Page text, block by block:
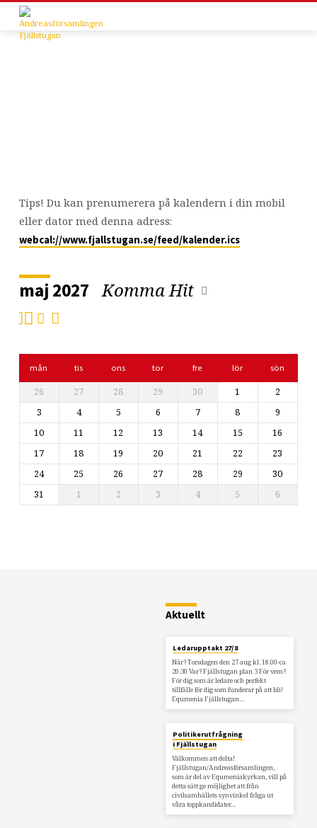
Kalender
Tips! Du kan prenumerera på kalendern i din mobil
eller dator med denna adress:
webcal://www.fjallstugan.se/feed/kalender.ics
maj 2027 Komma Hit
mån tis ons tor fre lör sön
26 27 28 29 30 1
2
3
4 5 6 7 8
9
10
11 12 13 14 15
16
17
18 19 20 21 22
23
24
25 26 27 28 29
30
31
1 2 3 4 5 6
Aktuellt
Ledarupptakt 27/8
När? Torsdagen den 27 aug kl. 18.00-ca
20.30 Var? Fjällstugan plan 3 För vem?
För dig som är ledare och perfekt
tillfälle för dig som funderar på att bli!
Equmenia Fjällstugan…
Politikerutfrågning
i Fjällstugan
Välkommen att delta!
Fjällstugan/Andreasförsamlingen,
som är del av Equmeniakyrkan, vill på
detta sätt ge möjlighet att från
civilsamhällets synvinkel fråga ut
våra toppkandidater…